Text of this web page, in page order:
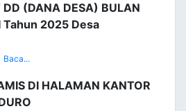
DD (DANA DESA) BULAN
Tahun 2025 Desa
Baca...
DI HALAMAN KANTOR